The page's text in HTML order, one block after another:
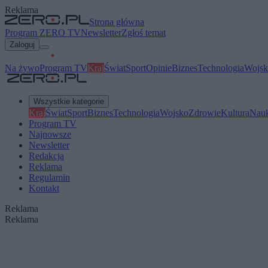
Reklama
Strona główna
Program ZERO TVNewsletterZgłoś temat
Zaloguj
Na żywoProgram TVKrajŚwiatSportOpinieBiznesTechnologia
Wszystkie kategorie
KrajŚwiatSportBiznesTechnologiaWojskoZdrowieKultura
Program TV
Najnowsze
Newsletter
Redakcja
Reklama
Regulamin
Kontakt
Reklama
Reklama